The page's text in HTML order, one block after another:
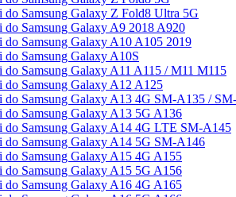
do Samsung Galaxy Z Fold8 Ultra 5G
do Samsung Galaxy A9 2018 A920
do Samsung Galaxy A10 A105 2019
do Samsung Galaxy A10S
do Samsung Galaxy A11 A115 / M11 M115
do Samsung Galaxy A12 A125
do Samsung Galaxy A13 4G SM-A135 /
do Samsung Galaxy A13 5G A136
do Samsung Galaxy A14 4G LTE SM-A145
do Samsung Galaxy A14 5G SM-A146
do Samsung Galaxy A15 4G A155
do Samsung Galaxy A15 5G A156
do Samsung Galaxy A16 4G A165